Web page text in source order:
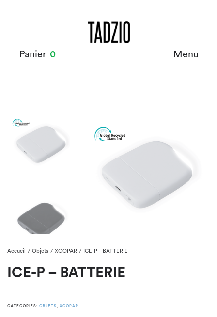
Panier 0 Menu
Accueil / Objets / XOOPAR / ICE-P – BATTERIE
ICE-P – BATTERIE
CATEGORIES: OBJETS, XOOPAR